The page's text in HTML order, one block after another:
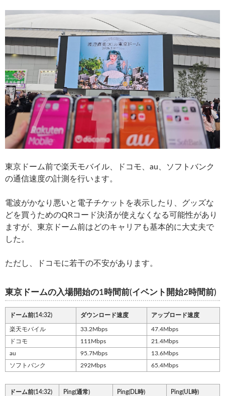
東京ドーム前で楽天モバイル、ドコモ、au、ソフトバンク
の通信速度の計測を行います。
電波がかなり悪いと電子チケットを表示したり、グッズな
どを買うためのQRコード決済が使えなくなる可能性があり
ますが、東京ドーム前はどのキャリアも基本的に大丈夫で
した。
ただし、ドコモに若干の不安があります。
東京ドームの入場開始の1時間前(イベント開始2時間前)
ドーム前(14:32) ダウンロード速度 アップロード速度
楽天モバイル 33.2Mbps
47.4Mbps
ドコモ
111Mbps
21.4Mbps
au
95.7Mbps
13.6Mbps
ソフトバンク
292Mbps 65.4Mbps
ドーム前(14:32) Ping(通常) Ping(DL時) Ping(UL時)